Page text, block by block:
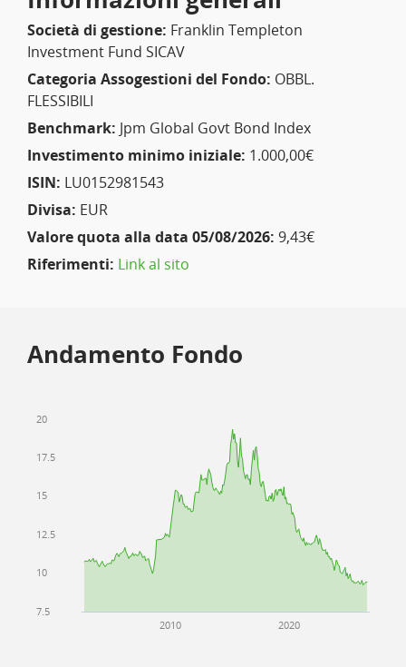
Società di gestione: Franklin Templeton
Investment Fund SICAV
Categoria Assogestioni del Fondo: OBBL.
FLESSIBILI
Benchmark: Jpm Global Govt Bond Index
Investimento minimo iniziale: 1.000,00€
ISIN: LU0152981543
Divisa: EUR
Valore quota alla data 05/08/2026: 9,43€
Riferimenti: Link al sito
Andamento Fondo
2010 2020
7.5
10
12.5
15
17.5
20